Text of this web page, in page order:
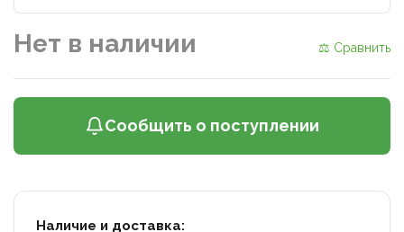
Нет в наличии ⚖ Сравнить
Сообщить о поступлении
Наличие и доставка: